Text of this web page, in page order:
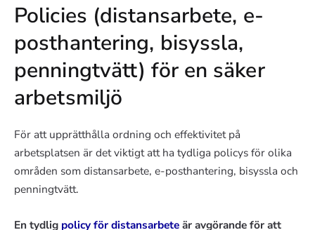
Policies (distansarbete, e-
posthantering, bisyssla,
penningtvätt) för en säker
arbetsmiljö
För att upprätthålla ordning och effektivitet på
arbetsplatsen är det viktigt att ha tydliga policys för olika
områden som distansarbete, e-posthantering, bisyssla och
penningtvätt.
En tydlig policy för distansarbeteär avgörande för att